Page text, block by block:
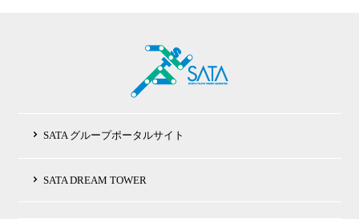
SATA グループポータルサイト
SATA DREAM TOWER